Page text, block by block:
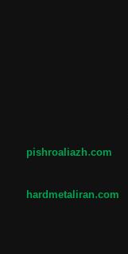
pishroaliazh.com
hardmetaliran.com